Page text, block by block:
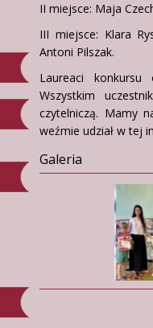
II miejsce: Maja
III miejsce: Klara
Antoni Pilszak.
Laureaci
Wszystkim
czytelniczą. Mamy
weźmie udział w tej
Galeria